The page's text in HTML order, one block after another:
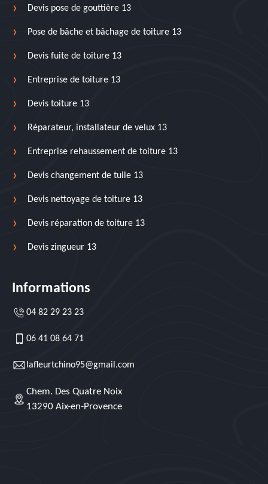
Devis pose de gouttière 13
Pose de bâche et bâchage de toiture 13
Devis fuite de toiture 13
Entreprise de toiture 13
Devis toiture 13
Réparateur, installateur de velux 13
Entreprise rehaussement de toiture 13
Devis changement de tuile 13
Devis nettoyage de toiture 13
Devis réparation de toiture 13
Devis zingueur 13
Informations
04 82 29 23 23
06 41 08 64 71
lafleurtchino95@gmail.com
Chem. Des Quatre Noix
13290 Aix-en-Provence